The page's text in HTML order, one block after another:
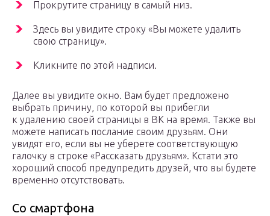
Прокрутите страницу в самый низ.
Здесь вы увидите строку «Вы можете удалить
свою страницу».
Кликните по этой надписи.
Далее вы увидите окно. Вам будет предложено
выбрать причину, по которой вы прибегли
к удалению своей страницы в ВК на время. Также вы
можете написать послание своим друзьям. Они
увидят его, если вы не уберете соответствующую
галочку в строке «Рассказать друзьям». Кстати это
хороший способ предупредить друзей, что вы будете
временно отсутствовать.
Со смартфона